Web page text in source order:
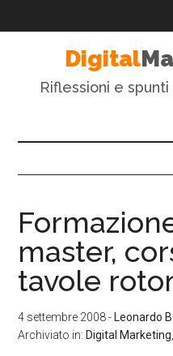
Digital
Riflessioni e
master,
tavole
4 settembre 2008- Leonardo
Archiviato in: Digital Marketing